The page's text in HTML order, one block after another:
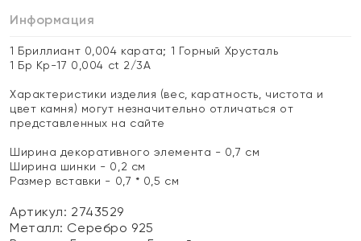
Информация
1 Бриллиант 0,004 карата; 1 Горный Хрусталь
1 Бр Кр-17 0,004 ct 2/3А
Характеристики изделия (вес, каратность, чистота и
цвет камня) могут незначительно отличаться от
представленных на сайте
Ширина декоративного элемента - 0,7 см
Ширина шинки - 0,2 см
Размер вставки - 0,7 * 0,5 см
Артикул: 2743529
Металл: Серебро 925